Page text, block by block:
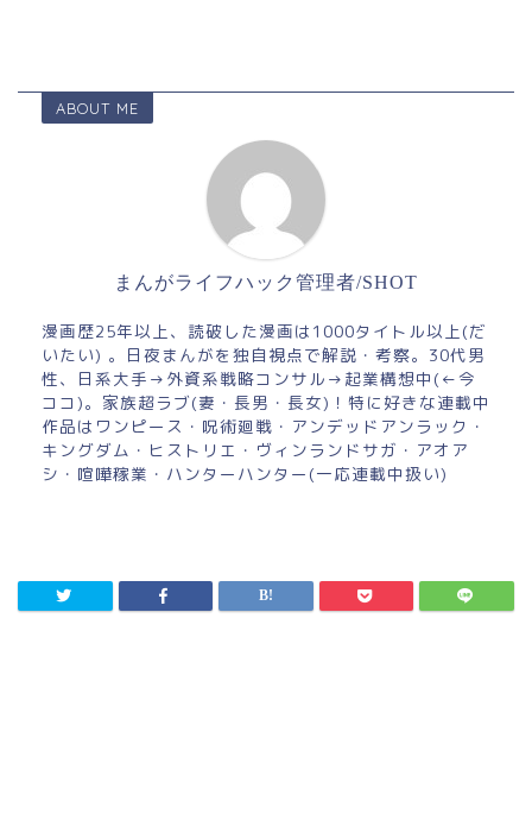
ABOUT ME
まんがライフハック管理者/SHOT
漫画歴25年以上、読破した漫画は1000タイトル以上(だ
いたい) 。日夜まんがを独自視点で解説・考察。30代男
性、日系大手→外資系戦略コンサル→起業構想中(←今
ココ)。家族超ラブ(妻・長男・長女)！特に好きな連載中
作品はワンピース・呪術廻戦・アンデッドアンラック・
キングダム・ヒストリエ・ヴィンランドサガ・アオア
シ・喧嘩稼業・ハンターハンター(一応連載中扱い)